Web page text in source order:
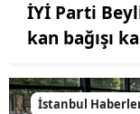
İYİ Parti
kan bağışı
İstanbul